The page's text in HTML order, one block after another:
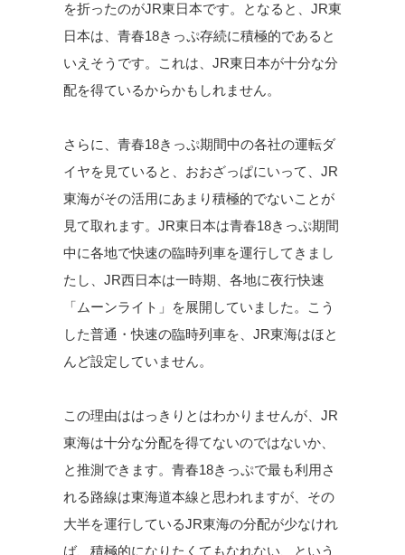
を折ったのがJR東日本です。となると、JR東
日本は、青春18きっぷ存続に積極的であると
いえそうです。これは、JR東日本が十分な分
配を得ているからかもしれません。
さらに、青春18きっぷ期間中の各社の運転ダ
イヤを見ていると、おおざっぱにいって、JR
東海がその活用にあまり積極的でないことが
見て取れます。JR東日本は青春18きっぷ期間
中に各地で快速の臨時列車を運行してきまし
たし、JR西日本は一時期、各地に夜行快速
「ムーンライト」を展開していました。こう
した普通・快速の臨時列車を、JR東海はほと
んど設定していません。
この理由ははっきりとはわかりませんが、JR
東海は十分な分配を得てないのではないか、
と推測できます。青春18きっぷで最も利用さ
れる路線は東海道本線と思われますが、その
大半を運行しているJR東海の分配が少なけれ
ば、積極的になりたくてもなれない、という